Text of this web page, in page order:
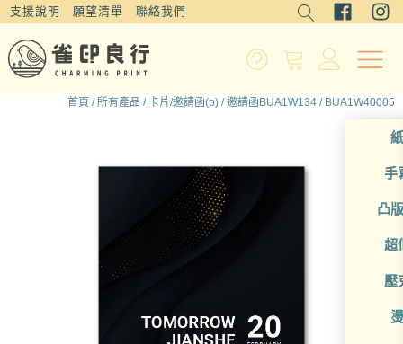
支援說明 願望清單 聯絡我們
手
凸
超
壓
首頁 /所有產品 /卡片/邀請函(p) /邀請函BUA1W134 / BUA1W40005